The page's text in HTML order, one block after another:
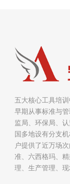
五大核心工具培
早期从事标准与
监局、环保局、
国多地设有分支
户提供了近万场
准、六西格玛、
理、生产管理、现